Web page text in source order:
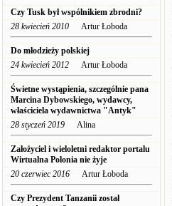
Czy Tusk był wspólnikiem zbrodni?
28 kwiecień 2010 Artur Łoboda
Do młodzieży polskiej
24 kwiecień 2012 Artur Łoboda
Świetne wystąpienia, szczególnie pana
Marcina Dybowskiego, wydawcy,
właściciela wydawnictwa "Antyk"
28 styczeń 2019 Alina
Założyciel i wieloletni redaktor portalu
Wirtualna Polonia nie żyje
20 czerwiec 2016 Artur Łoboda
Czy Prezydent Tanzanii został